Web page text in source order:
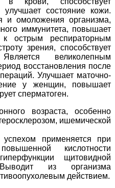
состояние кожи.
и омоложения организма,
иммунитета, повышает
к острым респираторным
зрения, способствует
великолепным
восстановления после
Улучшает маточно-
у женщин, повышает
сперматоген.
возраста, особенно
ишемической
применяется при
кислотности
щитовидной
из организма
действием.